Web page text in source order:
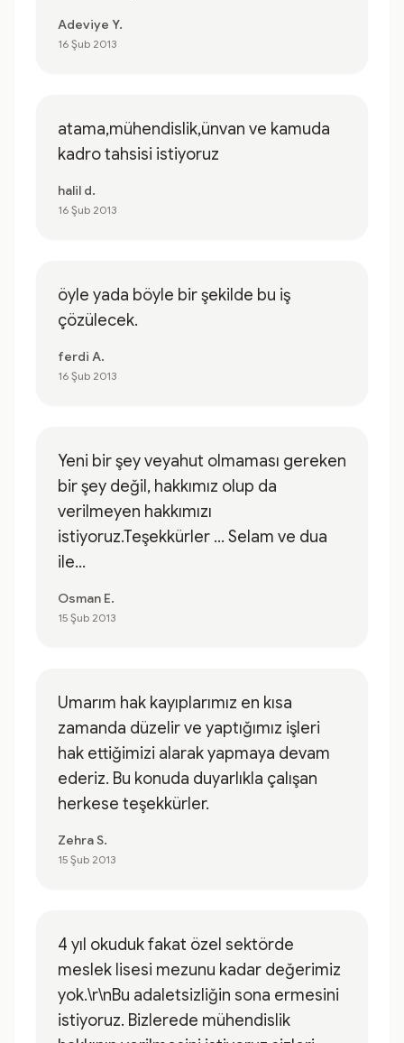
Adeviye Y.
16 Şub 2013
atama,mühendislik,ünvan ve kamuda
kadro tahsisi istiyoruz
halil d.
16 Şub 2013
öyle yada böyle bir şekilde bu iş
çözülecek.
ferdi A.
16 Şub 2013
Yeni bir şey veyahut olmaması gereken
bir şey değil, hakkımız olup da
verilmeyen hakkımızı
istiyoruz.Teşekkürler ... Selam ve dua
ile...
Osman E.
15 Şub 2013
Umarım hak kayıplarımız en kısa
zamanda düzelir ve yaptığımız işleri
hak ettiğimizi alarak yapmaya devam
ederiz. Bu konuda duyarlıkla çalışan
herkese teşekkürler.
Zehra S.
15 Şub 2013
4 yıl okuduk fakat özel sektörde
meslek lisesi mezunu kadar değerimiz
yok.\r\nBu adaletsizliğin sona ermesini
istiyoruz. Bizlerede mühendislik